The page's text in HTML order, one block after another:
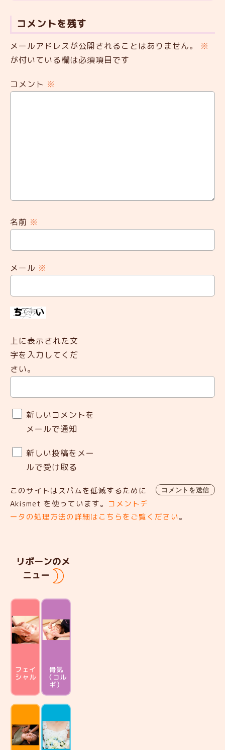
コメントを残す
メールアドレスが公開されることはありません。
※
が付いている欄は必須項目です
コメント ※
名前 ※
メール ※
上に表示された文
字を入力してくだ
さい。
新しいコメントを
メールで通知
新しい投稿をメー
ルで受け取る
このサイトはスパムを低減するために
Akismet を使っています。 コメントデ
ータの処理方法の詳細はこちらをご覧ください。
リボーンのメ
ニュー
フェイ
シャル
骨気
（コル
ギ）